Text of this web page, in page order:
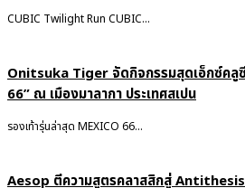
CUBIC Twilight Run CUBIC...
Onitsuka Tiger จัดกิจกรรมสุดเอ็กซ์ค
66” ณ เมืองมาลากา ประเทศสเปน
รองเท้ารุ่นล่าสุด MEXICO 66...
Aesop ตีความสูตรคลาสสิกสู่